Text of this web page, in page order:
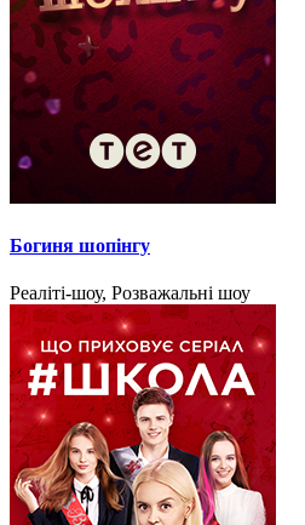
Богиня шопінгу
Реаліті-шоу, Розважальні шоу